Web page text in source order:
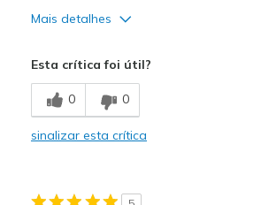
Mais detalhes
Breathe Well
Comfortable
Esta crítica foi útil?
0 0
sinalizar esta crítica